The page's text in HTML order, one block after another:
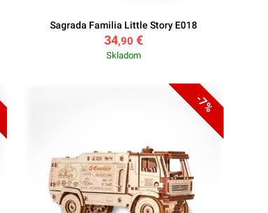
Sagrada Familia Little Story E018
34,90 €
Skladom
-7%